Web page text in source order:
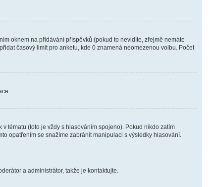
oknem na přidávání příspěvků (pokud to nevidíte, zřejmě nemáte
časový limit pro anketu, kde 0 znamená neomezenou volbu. Počet
tématu (toto je vždy s hlasováním spojeno). Pokud nikdo zatím
opatřením se snažíme zabránit manipulaci s výsledky hlasování.
a administrátor, takže je kontaktujte.